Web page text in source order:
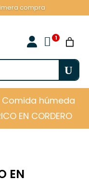
compra

Comida húmeda
EN CORDERO
EN